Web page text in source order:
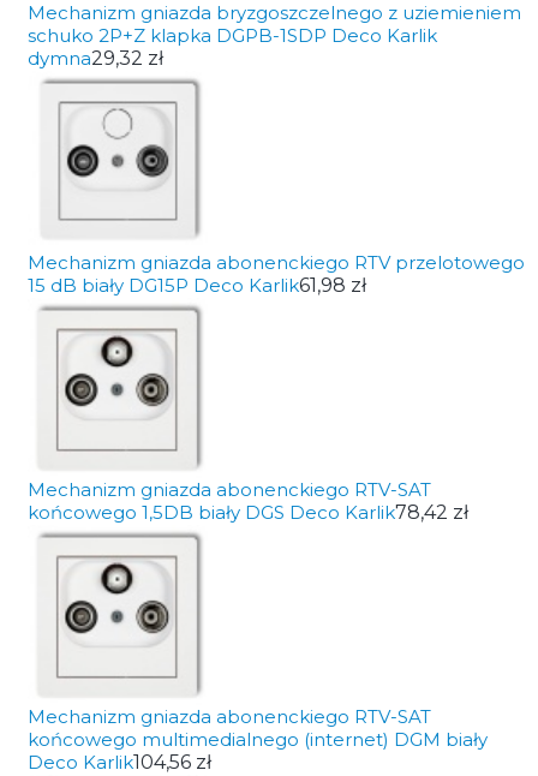
Mechanizm gniazda bryzgoszczelnego z uziemieniem
schuko 2P+Z klapka DGPB-1SDP Deco Karlik
dymna29,32 zł
Mechanizm gniazda abonenckiego RTV przelotowego
15 dB biały DG15P Deco Karlik61,98 zł
Mechanizm gniazda abonenckiego RTV-SAT
końcowego 1,5DB biały DGS Deco Karlik78,42 zł
Mechanizm gniazda abonenckiego RTV-SAT
końcowego multimedialnego (internet) DGM biały
Deco Karlik104,56 zł